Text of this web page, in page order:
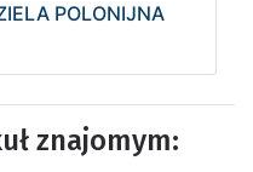
POLONIJNA
znajomym: